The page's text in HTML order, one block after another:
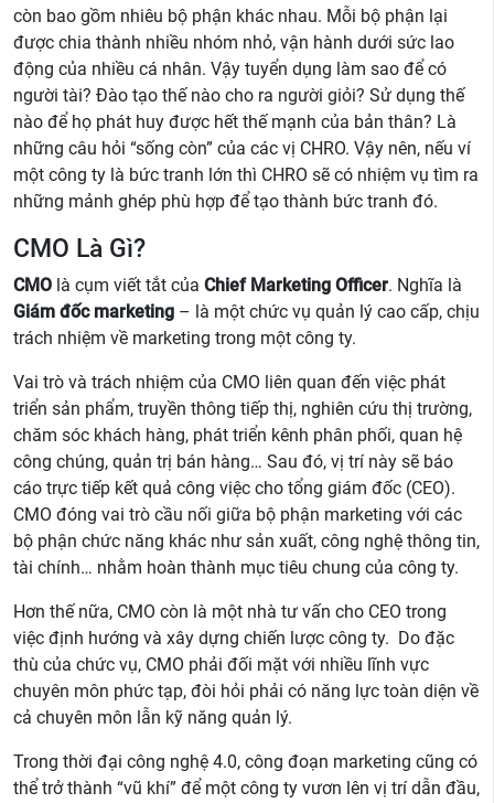
còn bao gồm nhiêu bộ phận khác nhau. Mỗi bộ phận lại
được chia thành nhiều nhóm nhỏ, vận hành dưới sức lao
động của nhiều cá nhân. Vậy tuyển dụng làm sao để có
người tài? Đào tạo thế nào cho ra người giỏi? Sử dụng thế
nào để họ phát huy được hết thế mạnh của bản thân? Là
những câu hỏi “sống còn” của các vị CHRO. Vậy nên, nếu ví
một công ty là bức tranh lớn thì CHRO sẽ có nhiệm vụ tìm ra
những mảnh ghép phù hợp để tạo thành bức tranh đó.
CMO Là Gì?
CMO là cụm viết tắt của Chief Marketing Officer. Nghĩa là
Giám đốc marketing – là một chức vụ quản lý cao cấp, chịu
trách nhiệm về marketing trong một công ty.
Vai trò và trách nhiệm của CMO liên quan đến việc phát
triển sản phẩm, truyền thông tiếp thị, nghiên cứu thị trường,
chăm sóc khách hàng, phát triển kênh phân phối, quan hệ
công chúng, quản trị bán hàng… Sau đó, vị trí này sẽ báo
cáo trực tiếp kết quả công việc cho tổng giám đốc (CEO).
CMO đóng vai trò cầu nối giữa bộ phận marketing với các
bộ phận chức năng khác như sản xuất, công nghệ thông tin,
tài chính… nhằm hoàn thành mục tiêu chung của công ty.
Hơn thế nữa, CMO còn là một nhà tư vấn cho CEO trong
việc định hướng và xây dựng chiến lược công ty. Do đặc
thù của chức vụ, CMO phải đối mặt với nhiều lĩnh vực
chuyên môn phức tạp, đòi hỏi phải có năng lực toàn diện về
cả chuyên môn lẫn kỹ năng quản lý.
Trong thời đại công nghệ 4.0, công đoạn marketing cũng có
thể trở thành “vũ khí” để một công ty vươn lên vị trí dẫn đầu,